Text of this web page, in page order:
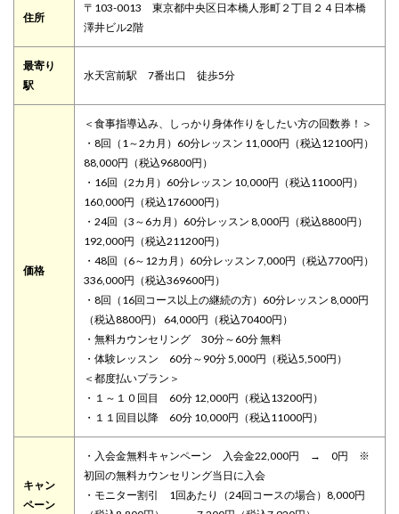
住所
〒103-0013 東京都中央区日本橋人形町２丁目２４日本橋
澤井ビル2階
最寄り
駅
水天宮前駅 7番出口 徒歩5分
価格
＜食事指導込み、しっかり身体作りをしたい方の回数券！＞
・8回（1～2カ月）60分レッスン 11,000円（税込12100円）
88,000円（税込96800円）
・16回（2カ月）60分レッスン 10,000円（税込11000円）
160,000円（税込176000円）
・24回（3～6カ月）60分レッスン 8,000円（税込8800円）
192,000円（税込211200円）
・48回（6～12カ月）60分レッスン 7,000円（税込7700円）
336,000円（税込369600円）
・8回（16回コース以上の継続の方）60分レッスン 8,000円
（税込8800円） 64,000円（税込70400円）
・無料カウンセリング 30分～60分 無料
・体験レッスン 60分～90分 5,000円（税込5,500円）
＜都度払いプラン＞
・１～１０回目 60分 12,000円（税込13200円）
・１１回目以降 60分 10,000円（税込11000円）
キャン
ペーン
・入会金無料キャンペーン 入会金22,000円 → 0円 ※
初回の無料カウンセリング当日に入会
・モニター割引 1回あたり（24回コースの場合）8,000円